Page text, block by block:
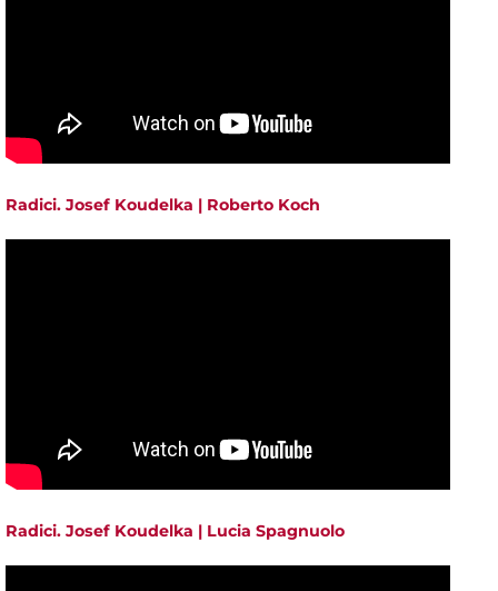
Radici. Josef Koudelka | Roberto Koch
Radici. Josef Koudelka | Lucia Spagnuolo